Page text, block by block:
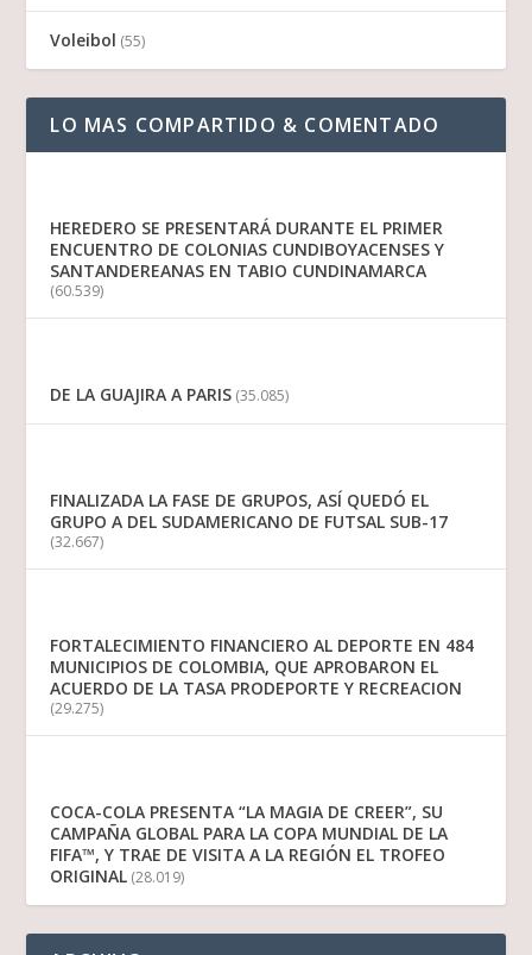
Voleibol (55)
LO MAS COMPARTIDO & COMENTADO
HEREDERO SE PRESENTARÁ DURANTE EL PRIMER
ENCUENTRO DE COLONIAS CUNDIBOYACENSES Y
SANTANDEREANAS EN TABIO CUNDINAMARCA
(60.539)
DE LA GUAJIRA A PARIS (35.085)
FINALIZADA LA FASE DE GRUPOS, ASÍ QUEDÓ EL
GRUPO A DEL SUDAMERICANO DE FUTSAL SUB-17
(32.667)
FORTALECIMIENTO FINANCIERO AL DEPORTE EN 484
MUNICIPIOS DE COLOMBIA, QUE APROBARON EL
ACUERDO DE LA TASA PRODEPORTE Y RECREACION
(29.275)
COCA-COLA PRESENTA “LA MAGIA DE CREER”, SU
CAMPAÑA GLOBAL PARA LA COPA MUNDIAL DE LA
FIFA™, Y TRAE DE VISITA A LA REGIÓN EL TROFEO
ORIGINAL (28.019)